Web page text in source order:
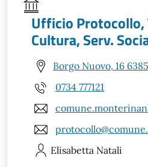
Ufficio Protocollo,
Cultura, Serv.
Borgo Nuovo, 16
0734 777121
Elisabetta Natali